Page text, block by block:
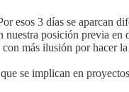
esos 3 días se aparcan
posición previa
más ilusión por hacer
se implican en